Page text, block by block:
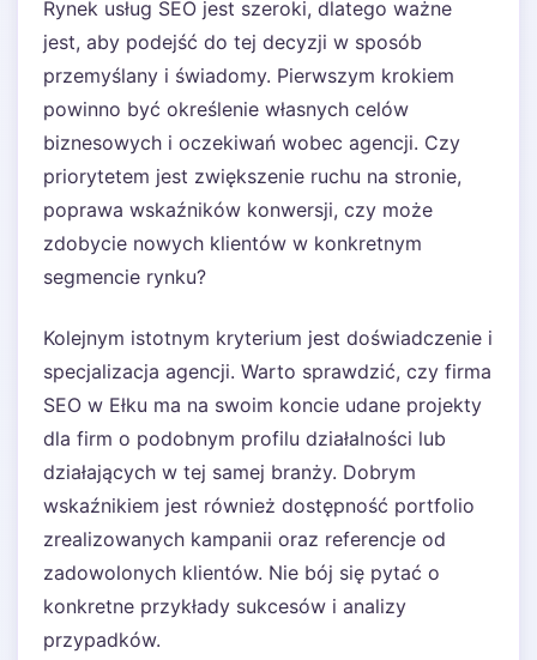
Rynek usług SEO jest szeroki, dlatego ważne
jest, aby podejść do tej decyzji w sposób
przemyślany i świadomy. Pierwszym krokiem
powinno być określenie własnych celów
biznesowych i oczekiwań wobec agencji. Czy
priorytetem jest zwiększenie ruchu na stronie,
poprawa wskaźników konwersji, czy może
zdobycie nowych klientów w konkretnym
segmencie rynku?
Kolejnym istotnym kryterium jest doświadczenie i
specjalizacja agencji. Warto sprawdzić, czy firma
SEO w Ełku ma na swoim koncie udane projekty
dla firm o podobnym profilu działalności lub
działających w tej samej branży. Dobrym
wskaźnikiem jest również dostępność portfolio
zrealizowanych kampanii oraz referencje od
zadowolonych klientów. Nie bój się pytać o
konkretne przykłady sukcesów i analizy
przypadków.